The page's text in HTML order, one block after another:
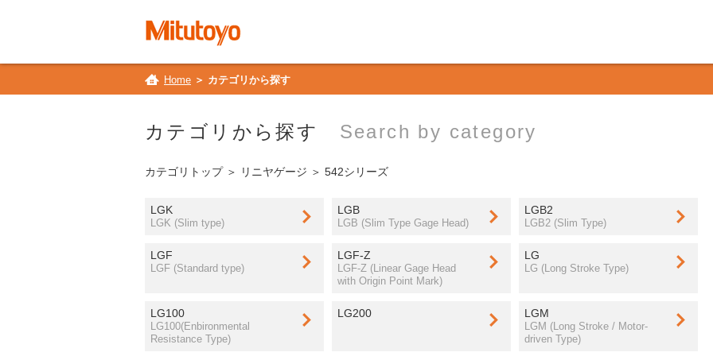
Home ＞ カテゴリから探す
カテゴリから探す Search by category
カテゴリトップ ＞ リニヤゲージ ＞ 542シリーズ
LGK
LGK (Slim type)
LGB
LGB (Slim Type Gage Head)
LGB2
LGB2 (Slim Type)
LGF
LGF (Standard type)
LGF-Z
LGF-Z (Linear Gage Head
with Origin Point Mark)
LG
LG (Long Stroke Type)
LG100
LG100(Enbironmental
Resistance Type)
LG200 LGM
LGM (Long Stroke / Motor-
driven Type)